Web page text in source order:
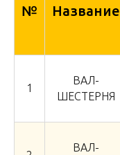
№ Название
1
ВАЛ-
ШЕСТЕРНЯ
ВАЛ-